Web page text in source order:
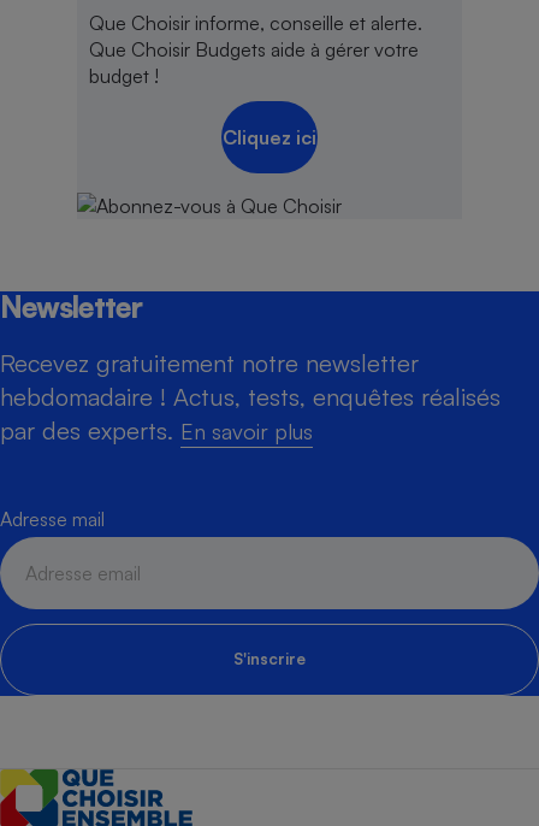
Que Choisir informe, conseille et alerte.
Que Choisir Budgets aide à gérer votre
budget !
Cliquez ici
Newsletter
Recevez gratuitement notre newsletter
hebdomadaire ! Actus, tests, enquêtes réalisés
par des experts. En savoir plus
Adresse mail
S'inscrire